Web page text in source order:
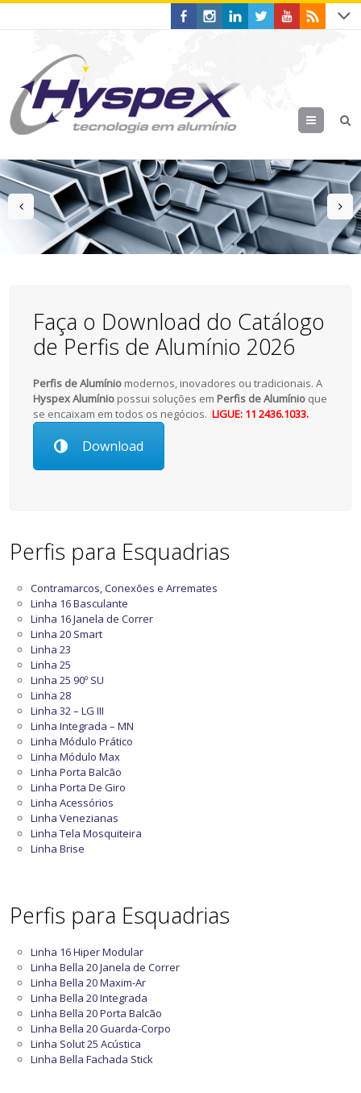
Menu
prev
Faça o Download do Catálogo
de Perfis de Alumínio 2026
Perfis de Alumínio modernos, inovadores ou tradicionais. A
Hyspex Alumínio possui soluções em Perfis de Alumínio que
se encaixam em todos os negócios.LIGUE: 11 2436.1033.
Download
Perfis para Esquadrias
Contramarcos, Conexões e Arremates
Linha 16 Basculante
Linha 16 Janela de Correr
Linha 20 Smart
Linha 23
Linha 25
Linha 25 90º SU
Linha 28
Linha 32 – LG III
Linha Integrada – MN
Linha Módulo Prático
Linha Módulo Max
Linha Porta Balcão
Linha Porta De Giro
Linha Acessórios
Linha Venezianas
Linha Tela Mosquiteira
Linha Brise
Perfis para Esquadrias
Linha 16 Hiper Modular
Linha Bella 20 Janela de Correr
Linha Bella 20 Maxim-Ar
Linha Bella 20 Integrada
Linha Bella 20 Porta Balcão
Linha Bella 20 Guarda-Corpo
Linha Solut 25 Acústica
Linha Bella Fachada Stick